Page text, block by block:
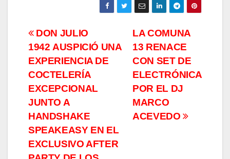
Navegación
de
entradas
LA COMUNA
13 RENACE
CON SET DE
ELECTRÓNICA
POR EL DJ
MARCO
ACEVEDO
DON JULIO
1942 AUSPICIÓ UNA
EXPERIENCIA DE
COCTELERÍA
EXCEPCIONAL
JUNTO A
HANDSHAKE
SPEAKEASY EN EL
EXCLUSIVO AFTER